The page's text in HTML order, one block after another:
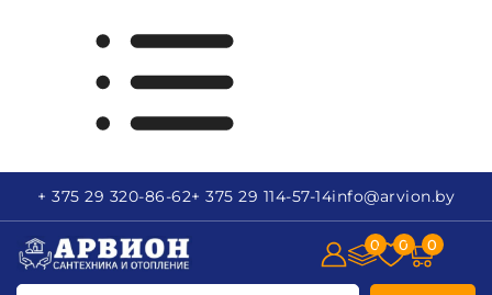
+ 375 29 320-86-62+ 375 29 114-57-14info@arvion.by
0 0 0